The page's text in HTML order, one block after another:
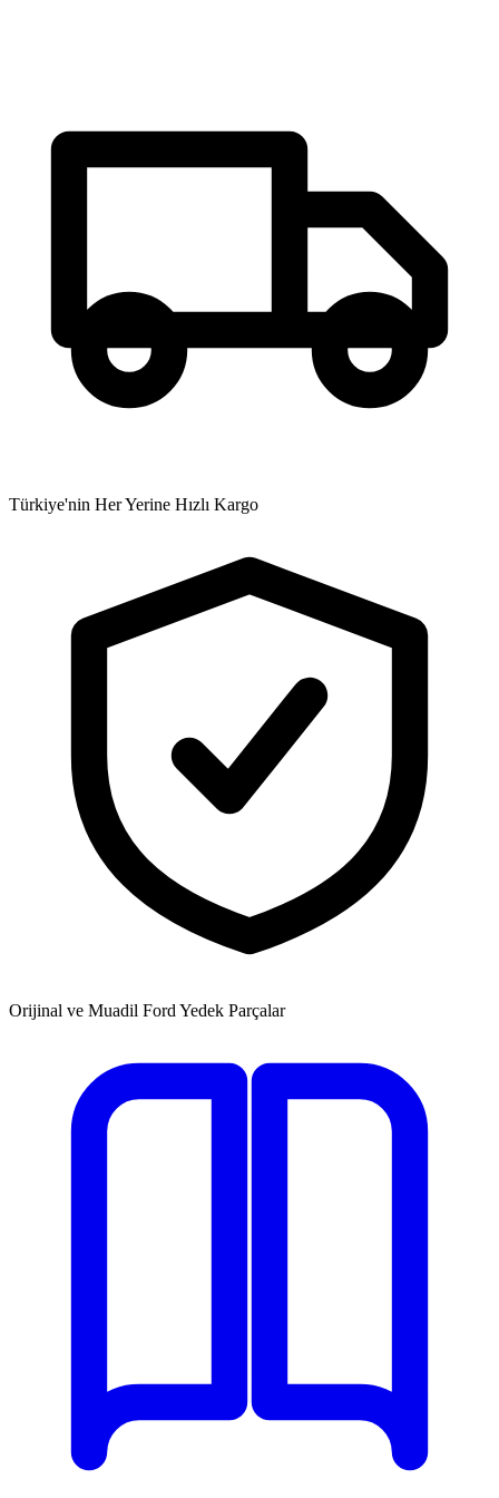
Türkiye'nin Her Yerine Hızlı Kargo
Orijinal ve Muadil Ford Yedek Parçalar